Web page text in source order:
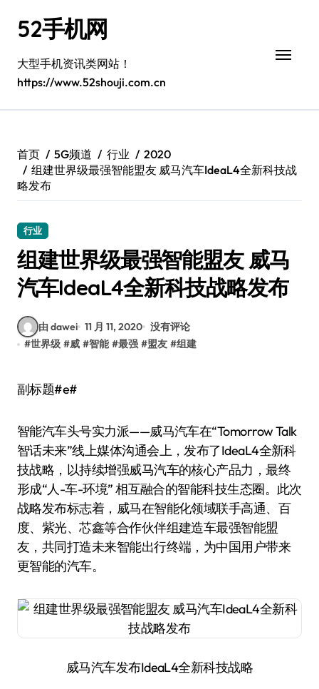
52手机网
大型手机资讯类网站！
https://www.52shouji.com.cn
首页 5G频道 行业
2020
组建世界级最强智能盟友 威马汽车IdeaL4全新科技战
略发布
行业
组建世界级最强智能盟友 威马
汽车IdeaL4全新科技战略发布
由 dawei 11 月 11, 2020 没有评论
#世界级 #威 #智能 #最强 #盟友 #组建
副标题#e#
智能汽车头号实力派——威马汽车在“Tomorrow Talk
智话未来”线上媒体沟通会上，发布了IdeaL4全新科
技战略，以持续增强威马汽车的核心产品力，最终
形成“人-车-环境” 相互融合的智能科技生态圈。此次
战略发布标志着，威马在智能化领域联手高通、百
度、紫光、芯鑫等合作伙伴组建造车最强智能盟
友，共同打造未来智能出行终端，为中国用户带来
更智能的汽车。
威马汽车发布IdeaL4全新科技战略